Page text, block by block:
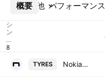
概要 パフォーマンス
その他
シ
ン
ボ
ル
TYRES Nokian Renkaat Oyj